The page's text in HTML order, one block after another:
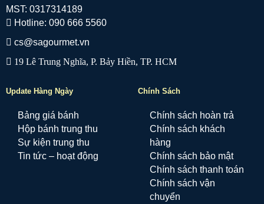
MST: 0317314189
Hotline: 090 666 5560
cs@sagourmet.vn
19 Lê Trung Nghĩa, P. Bảy Hiền, TP. HCM
Update Hàng Ngày
Bảng giá bánh
Hộp bánh trung thu
Sự kiện trung thu
Tin tức – hoạt động
Chính Sách
Chính sách hoàn trả
Chính sách khách
hàng
Chính sách bảo mật
Chính sách thanh toán
Chính sách vận
chuyển